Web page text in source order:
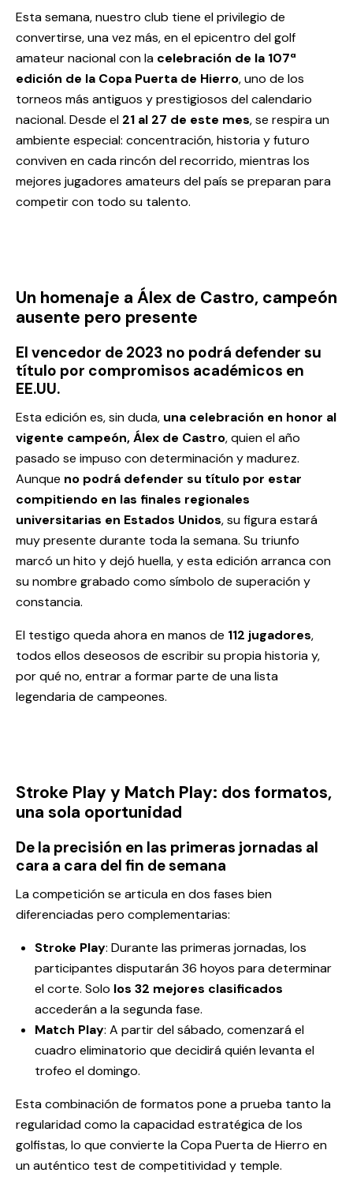
Esta semana, nuestro club tiene el privilegio de
convertirse, una vez más, en el epicentro del golf
amateur nacional con la celebración de la 107ª
edición de la Copa Puerta de Hierro, uno de los
torneos más antiguos y prestigiosos del calendario
nacional. Desde el 21 al 27 de este mes, se respira un
ambiente especial: concentración, historia y futuro
conviven en cada rincón del recorrido, mientras los
mejores jugadores amateurs del país se preparan para
competir con todo su talento.
Un homenaje a Álex de Castro, campeón
ausente pero presente
El vencedor de 2023 no podrá defender su
título por compromisos académicos en
EE.UU.
Esta edición es, sin duda, una celebración en honor al
vigente campeón, Álex de Castro, quien el año
pasado se impuso con determinación y madurez.
Aunque no podrá defender su título por estar
compitiendo en las finales regionales
universitarias en Estados Unidos, su figura estará
muy presente durante toda la semana. Su triunfo
marcó un hito y dejó huella, y esta edición arranca con
su nombre grabado como símbolo de superación y
constancia.
El testigo queda ahora en manos de 112 jugadores,
todos ellos deseosos de escribir su propia historia y,
por qué no, entrar a formar parte de una lista
legendaria de campeones.
Stroke Play y Match Play: dos formatos,
una sola oportunidad
De la precisión en las primeras jornadas al
cara a cara del fin de semana
La competición se articula en dos fases bien
diferenciadas pero complementarias:
Stroke Play: Durante las primeras jornadas, los
participantes disputarán 36 hoyos para determinar
el corte. Solo los 32 mejores clasificados
accederán a la segunda fase.
Match Play: A partir del sábado, comenzará el
cuadro eliminatorio que decidirá quién levanta el
trofeo el domingo.
Esta combinación de formatos pone a prueba tanto la
regularidad como la capacidad estratégica de los
golfistas, lo que convierte la Copa Puerta de Hierro en
un auténtico test de competitividad y temple.